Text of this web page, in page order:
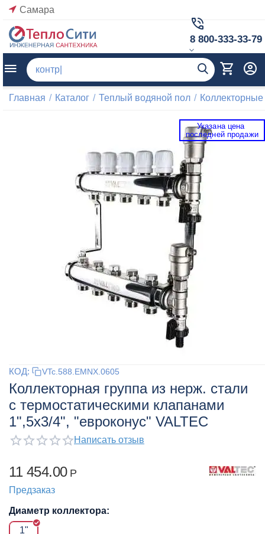
Самара
8 800-333-33-79
Главная / Каталог / Теплый водяной пол /
Указана цена
последней продажи
КОД: VTc.588.EMNX.0605
Коллекторная группа из нерж. стали
с термостатическими клапанами
1",5x3/4", "евроконус" VALTEC
Написать отзыв
11 454.00 Р
Предзаказ
Диаметр коллектора:
1"